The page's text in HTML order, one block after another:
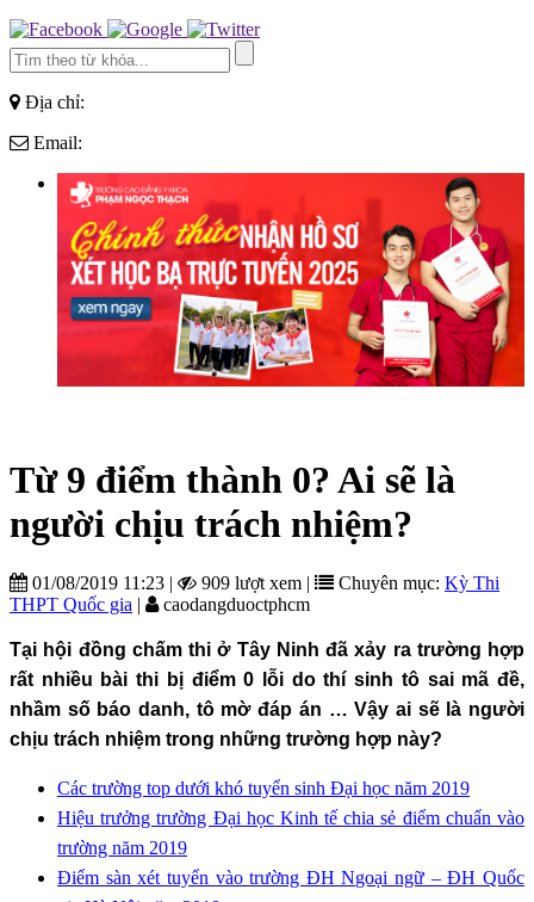
Địa chỉ:
Email:
Từ 9 điểm thành 0? Ai sẽ là
người chịu trách nhiệm?
01/08/2019 11:23 | 909 lượt xem | Chuyên mục: Kỳ Thi
THPT Quốc gia | caodangduoctphcm
Tại hội đồng chấm thi ở Tây Ninh đã xảy ra trường hợp
rất nhiều bài thi bị điểm 0 lỗi do thí sinh tô sai mã đề,
nhầm số báo danh, tô mờ đáp án … Vậy ai sẽ là người
chịu trách nhiệm trong những trường hợp này?
Các trường top dưới khó tuyển sinh Đại học năm 2019
Hiệu trưởng trường Đại học Kinh tế chia sẻ điểm chuẩn vào
trường năm 2019
Điểm sàn xét tuyển vào trường ĐH Ngoại ngữ – ĐH Quốc